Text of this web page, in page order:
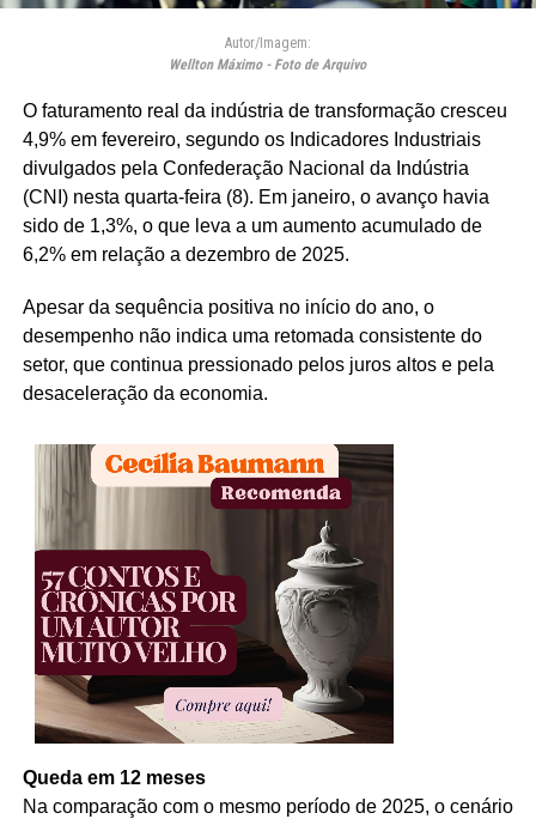
Autor/Imagem:
Wellton Máximo - Foto de Arquivo
O faturamento real da indústria de transformação cresceu
4,9% em fevereiro, segundo os Indicadores Industriais
divulgados pela Confederação Nacional da Indústria
(CNI) nesta quarta-feira (8). Em janeiro, o avanço havia
sido de 1,3%, o que leva a um aumento acumulado de
6,2% em relação a dezembro de 2025.
Apesar da sequência positiva no início do ano, o
desempenho não indica uma retomada consistente do
setor, que continua pressionado pelos juros altos e pela
desaceleração da economia.
Queda em 12 meses
Na comparação com o mesmo período de 2025, o cenário